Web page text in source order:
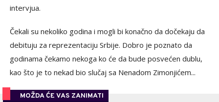
intervjua.
Čekali su nekoliko godina i mogli bi konačno da dočekaju da
debituju za reprezentaciju Srbije. Dobro je poznato da
godinama čekamo nekoga ko će da bude posvećen dublu,
kao što je to nekad bio slučaj sa Nenadom Zimonjićem...
MOŽDA ĆE VAS ZANIMATI